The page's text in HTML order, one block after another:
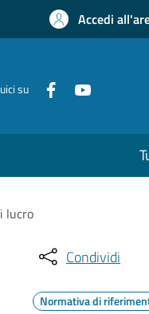
Accedi
su
lucro
Condividi
Normativa di